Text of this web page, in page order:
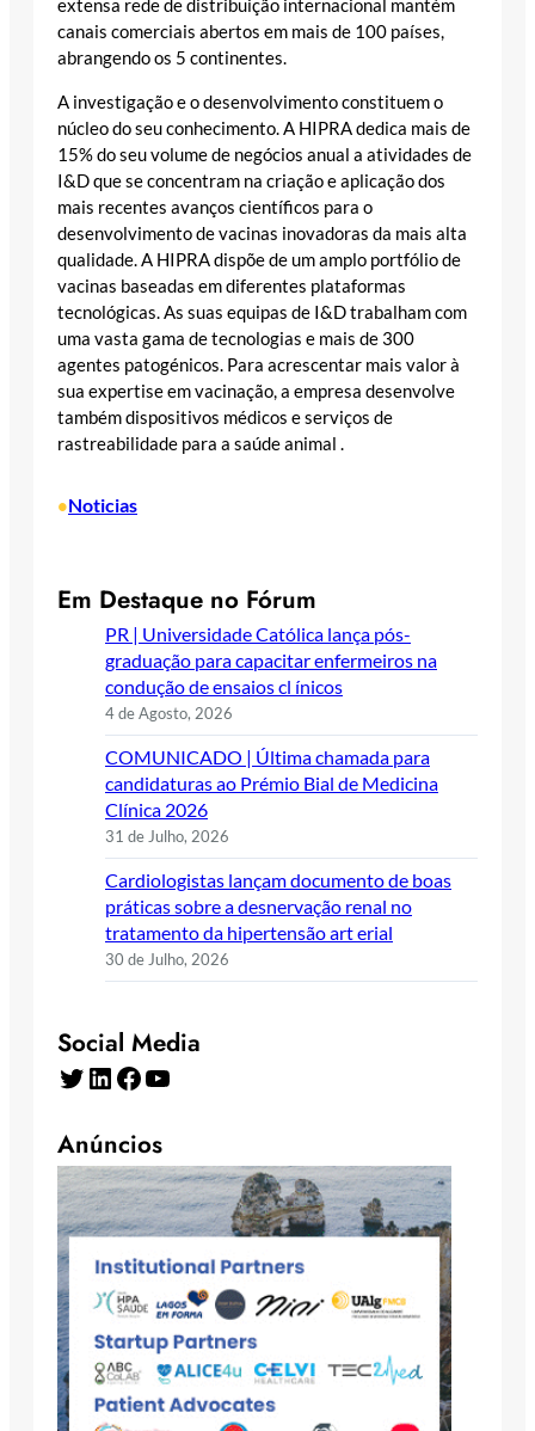
extensa rede de distribuição internacional mantém
canais comerciais abertos em mais de 100 países,
abrangendo os 5 continentes.
A investigação e o desenvolvimento constituem o
núcleo do seu conhecimento. A HIPRA dedica mais de
15% do seu volume de negócios anual a atividades de
I&D que se concentram na criação e aplicação dos
mais recentes avanços científicos para o
desenvolvimento de vacinas inovadoras da mais alta
qualidade. A HIPRA dispõe de um amplo portfólio de
vacinas baseadas em diferentes plataformas
tecnológicas. As suas equipas de I&D trabalham com
uma vasta gama de tecnologias e mais de 300
agentes patogénicos. Para acrescentar mais valor à
sua expertise em vacinação, a empresa desenvolve
também dispositivos médicos e serviços de
rastreabilidade para a saúde animal .
•Noticias
Em Destaque no Fórum
PR | Universidade Católica lança pós-
graduação para capacitar enfermeiros na
condução de ensaios cl ínicos
4 de Agosto, 2026
COMUNICADO | Última chamada para
candidaturas ao Prémio Bial de Medicina
Clínica 2026
31 de Julho, 2026
Cardiologistas lançam documento de boas
práticas sobre a desnervação renal no
tratamento da hipertensão art erial
30 de Julho, 2026
Social Media
Twitter LinkedIn Facebook YouTube
Anúncios